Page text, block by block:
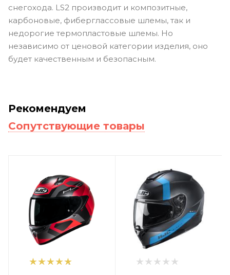
снегохода. LS2 производит и композитные,
карбоновые, фиберглассовые шлемы, так и
недорогие термопластовые шлемы. Но
независимо от ценовой категории изделия, оно
будет качественным и безопасным.
Рекомендуем
Сопутствующие товары
1